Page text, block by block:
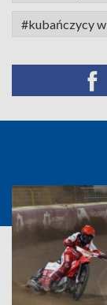
#kubańczycy